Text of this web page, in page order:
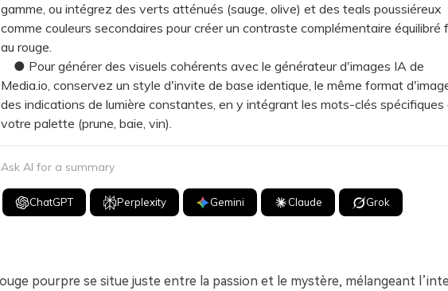
gamme, ou intégrez des verts atténués (sauge, olive) et des teals poussiéreux
comme couleurs secondaires pour créer un contraste complémentaire équilibré
au rouge.
● Pour générer des visuels cohérents avec le générateur d'images IA de
Media.io, conservez un style d'invite de base identique, le même format
des indications de lumière constantes, en y intégrant les mots-clés spécifiques
votre palette (prune, baie, vin).
Ask AI for a summary
ChatGPT Perplexity Gemini Claude Grok
pourpre se situe juste entre la passion et le mystère, mélangeant